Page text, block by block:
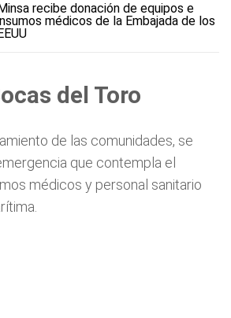
recibe donación de equipos e
médicos de la Embajada de los
del Toro
de las comunidades, se
que contempla el
médicos y personal sanitario